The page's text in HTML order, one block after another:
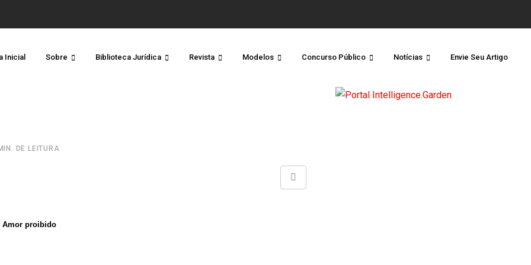
Inicial Sobre Biblioteca Jurídica Revista Modelos Concurso Público Notícias Envie Seu Artigo
DE LEITURA
Share
Amor proibido